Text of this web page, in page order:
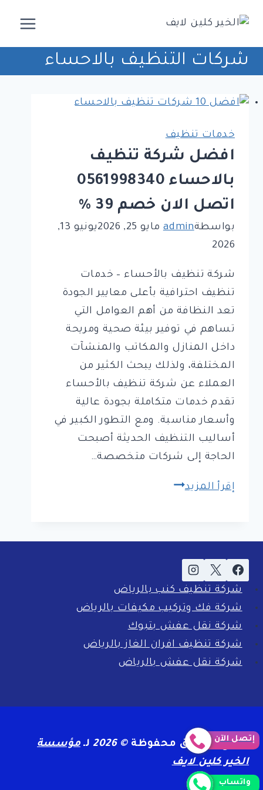
إلى
المحتوى
شركات التنظيف بالاحساء
خدمات تنظيف
افضل شركة تنظيف
بالاحساء 0561998340
اتصل الان خصم 39 %
بواسطةadmin مايو 25, 2026
يونيو 13,
2026
شركة تنظيف بالأحساء – خدمات
تنظيف احترافية بأعلى معايير الجودة
تعد النظافة من أهم العوامل التي
تساهم في توفير بيئة صحية ومريحة
داخل المنازل والمكاتب والمنشآت
المختلفة، ولذلك يبحث الكثير من
العملاء عن شركة تنظيف بالأحساء
تقدم خدمات متكاملة بجودة عالية
وأسعار مناسبة. ومع التطور الكبير في
أساليب التنظيف الحديثة أصبحت
الحاجة إلى شركات متخصصة…
إقرأ المزيدافضل
بالاحساء
0561998340
اتصل
الان
خصم
39
%
شركة تنظيف كنب بالرياض
شركة فك وتركيب مكيفات بالرياض
شركة نقل عفش بتبوك
شركة تنظيف افران الغاز بالرياض
شركة نقل عفش بالرياض
جميع الحقوق محفوظة© 2026 لـمؤسسة
الخير كلين لايف
إتصل الآن
واتساب